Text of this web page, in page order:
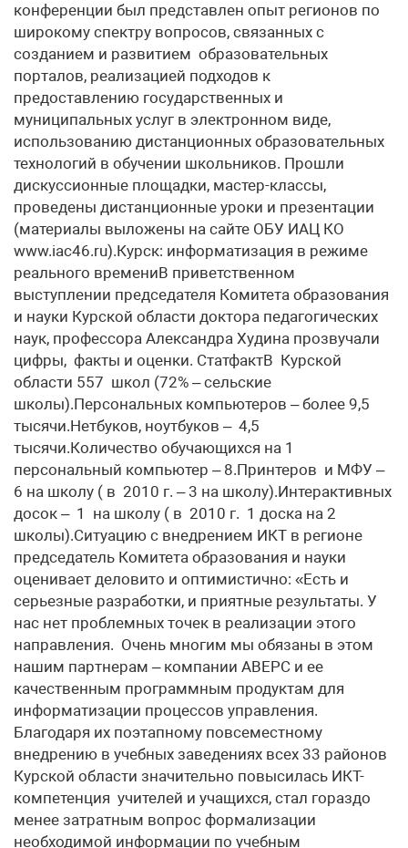
конференции был представлен опыт регионов по
широкому спектру вопросов, связанных с
созданием и развитием образовательных
порталов, реализацией подходов к
предоставлению государственных и
муниципальных услуг в электронном виде,
использованию дистанционных образовательных
технологий в обучении школьников. Прошли
дискуссионные площадки, мастер-классы,
проведены дистанционные уроки и презентации
(материалы выложены на сайте ОБУ ИАЦ КО
www.iac46.ru).Курск: информатизация в режиме
реального времениВ приветственном
выступлении председателя Комитета образования
и науки Курской области доктора педагогических
наук, профессора Александра Худина прозвучали
цифры, факты и оценки. СтатфактВ Курской
области 557 школ (72% – сельские
школы).Персональных компьютеров – более 9,5
тысячи.Нетбуков, ноутбуков – 4,5
тысячи.Количество обучающихся на 1
персональный компьютер – 8.Принтеров и МФУ –
6 на школу ( в 2010 г. – 3 на школу).Интерактивных
досок – 1 на школу ( в 2010 г. 1 доска на 2
школы).Ситуацию с внедрением ИКТ в регионе
председатель Комитета образования и науки
оценивает деловито и оптимистично: «Есть и
серьезные разработки, и приятные результаты. У
нас нет проблемных точек в реализации этого
направления. Очень многим мы обязаны в этом
нашим партнерам – компании АВЕРС и ее
качественным программным продуктам для
информатизации процессов управления.
Благодаря их поэтапному повсеместному
внедрению в учебных заведениях всех 33 районов
Курской области значительно повысилась ИКТ-
компетенция учителей и учащихся, стал гораздо
менее затратным вопрос формализации
необходимой информации по учебным